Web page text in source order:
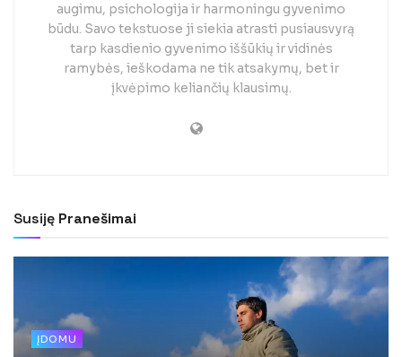
augimu, psichologija ir harmoningu gyvenimo
būdu. Savo tekstuose ji siekia atrasti pusiausvyrą
tarp kasdienio gyvenimo iššūkių ir vidinės
ramybės, ieškodama ne tik atsakymų, bet ir
įkvėpimo keliančių klausimų.
Susiję Pranešimai
ĮDOMU